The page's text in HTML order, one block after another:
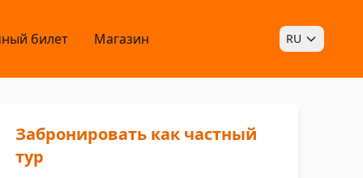
билет Магазин RU
Забронировать как частный
тур